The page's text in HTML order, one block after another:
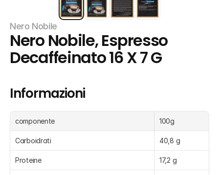
Nero Nobile
Nero Nobile, Espresso
Decaffeinato 16 X 7 G
Informazioni
componente 100g
Carboidrati 40,8 g
Proteine 17,2 g